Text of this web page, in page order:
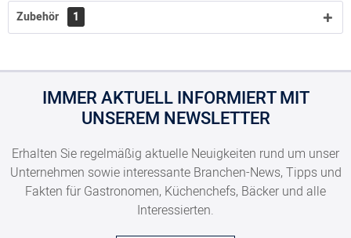
Zubehör 1
IMMER AKTUELL INFORMIERT MIT
UNSEREM NEWSLETTER
Erhalten Sie regelmäßig aktuelle Neuigkeiten rund um unser
Unternehmen sowie interessante Branchen-News, Tipps und
Fakten für Gastronomen, Küchenchefs, Bäcker und alle
Interessierten.